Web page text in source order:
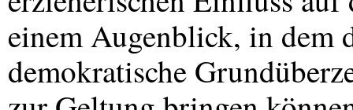
einem Augenblick, in dem
demokratische